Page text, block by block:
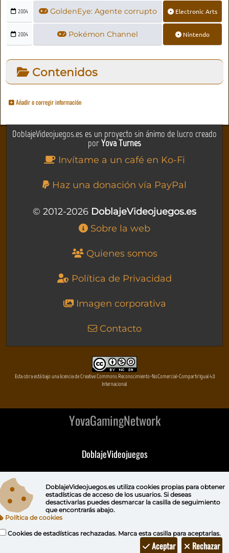
2004 GoldenEye: Agente corrupto Electronic Arts
2004 Pokémon Channel Nintendo
Contenidos
Añadir o corregir información
DoblajeVideojuegos.es es un proyecto sin ánimo de lucro creado
porYova Turnes
Invítame a un café en Ko-Fi
Haz una donación vía PayPal
© 2012-2026 DoblajeVideojuegos.es
Sobre la web
Quienes somos
Política de Privacidad
Imagen corporativa
Contacto
Esta obra está bajo una licencia de Creative Commons Reconocimiento-NoComercial-CompartirIgual 4.0
Internacional
YovaGamingNetwork
DoblajeVideojuegos
DeVuego GAL
DeVuego Portugal
DoblajeVideojuegos.es utiliza cookies propiaspara obtener
estadísticas de acceso de los usuarios. Si deseas
desactivarlas puedes desmarcar la casilla de seguimiento
que encontrarás abajo.
Política de cookies
Cookies de estadísticas rechazadas. Marca esta casilla para aceptarlas.
Rechazar
Aceptar